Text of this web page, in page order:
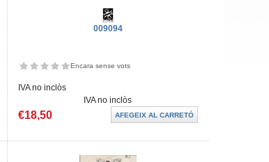
009094
Encara sense vots
IVA no inclòs
IVA no inclòs
€18,50